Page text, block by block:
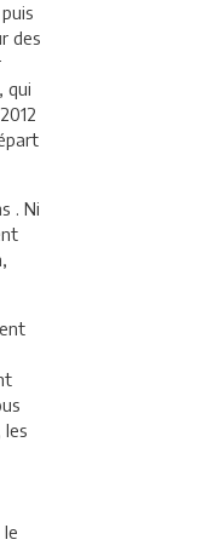
des
qui
. Ni
les